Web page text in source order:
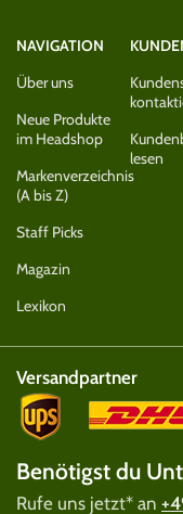
NAVIGATION
Über uns
Neue Produkte
im Headshop
Markenverzeichnis
(A bis Z)
Staff Picks
Magazin
Lexikon
lesen
Versandpartner
Benötigst du
Rufe uns jetzt* an